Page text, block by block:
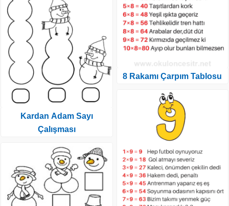
Kardan Adam Sayı
Çalışması
8 Rakamı Çarpım Tablosu